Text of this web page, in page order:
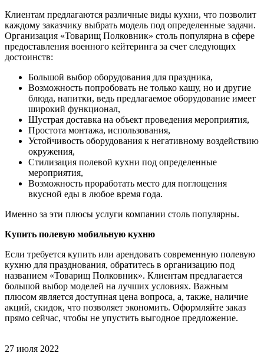
Клиентам предлагаются различные виды кухни, что позволит
каждому заказчику выбрать модель под определенные задачи.
Организация «Товарищ Полковник» столь популярна в сфере
предоставления военного кейтеринга за счет следующих
достоинств:
Большой выбор оборудования для праздника,
Возможность попробовать не только кашу, но и другие
блюда, напитки, ведь предлагаемое оборудование имеет
широкий функционал,
Шустрая доставка на объект проведения мероприятия,
Простота монтажа, использования,
Устойчивость оборудования к негативному воздействию
окружения,
Стилизация полевой кухни под определенные
мероприятия,
Возможность проработать место для поглощения
вкусной еды в любое время года.
Именно за эти плюсы услуги компании столь популярны.
Купить полевую мобильную кухню
Если требуется купить или арендовать современную полевую
кухню для празднования, обратитесь в организацию под
названием «Товарищ Полковник». Клиентам предлагается
большой выбор моделей на лучших условиях. Важным
плюсом является доступная цена вопроса, а, также, наличие
акций, скидок, что позволяет экономить. Оформляйте заказ
прямо сейчас, чтобы не упустить выгодное предложение.
27 июля 2022